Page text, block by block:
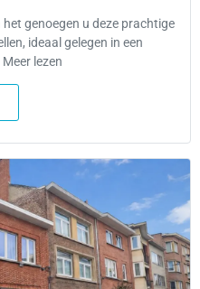
het genoegen u deze prachtige
ideaal gelegen in een
lezen